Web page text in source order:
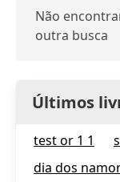
Não
outra busca
Últimos
test or 1 1
dia dos